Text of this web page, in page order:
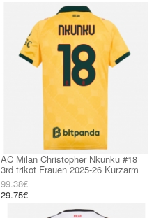
AC Milan Christopher Nkunku #18
3rd trikot Frauen 2025-26 Kurzarm
99.38€
29.75€